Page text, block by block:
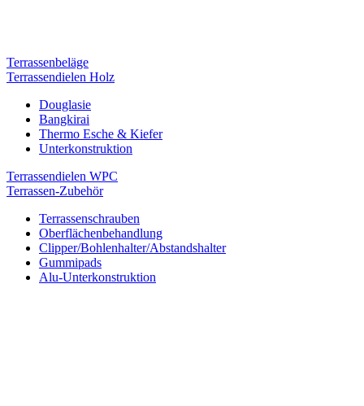
Terrassenbeläge
Terrassendielen Holz
Douglasie
Bangkirai
Thermo Esche & Kiefer
Unterkonstruktion
Terrassendielen WPC
Terrassen-Zubehör
Terrassenschrauben
Oberflächenbehandlung
Clipper/Bohlenhalter/Abstandshalter
Gummipads
Alu-Unterkonstruktion